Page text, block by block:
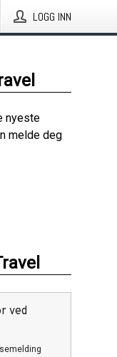
LOGG INN
nyeste
melde deg
ved